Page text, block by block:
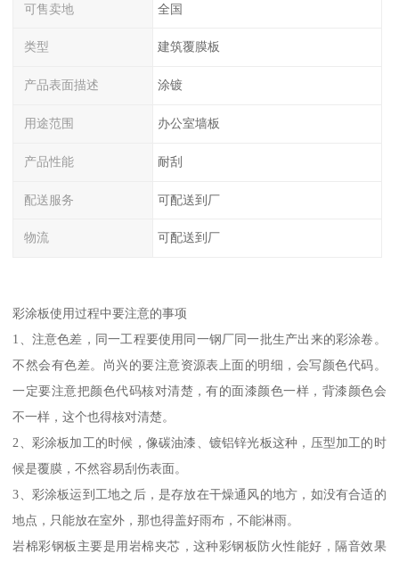
可售卖地 全国
类型 建筑覆膜板
产品表面描述 涂镀
用途范围 办公室墙板
产品性能 耐刮
配送服务 可配送到厂
物流 可配送到厂
彩涂板使用过程中要注意的事项
1、注意色差，同一工程要使用同一钢厂同一批生产出来的彩涂卷。
不然会有色差。尚兴的要注意资源表上面的明细，会写颜色代码。
一定要注意把颜色代码核对清楚，有的面漆颜色一样，背漆颜色会
不一样，这个也得核对清楚。
2、彩涂板加工的时候，像碳油漆、镀铝锌光板这种，压型加工的时
候是覆膜，不然容易刮伤表面。
3、彩涂板运到工地之后，是存放在干燥通风的地方，如没有合适的
地点，只能放在室外，那也得盖好雨布，不能淋雨。
岩棉彩钢板主要是用岩棉夹芯，这种彩钢板防火性能好，隔音效果